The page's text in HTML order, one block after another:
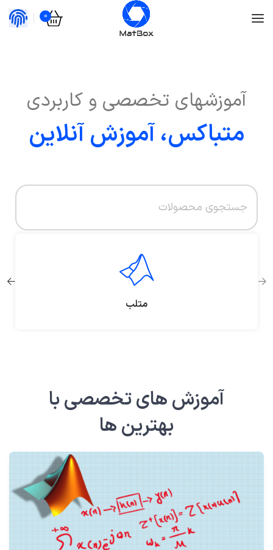
0
آموزشهای تخصصی و کاربردی
متباکس، آموزش آنلاین
متلب
آموزش های تخصصی با
بهترین ها